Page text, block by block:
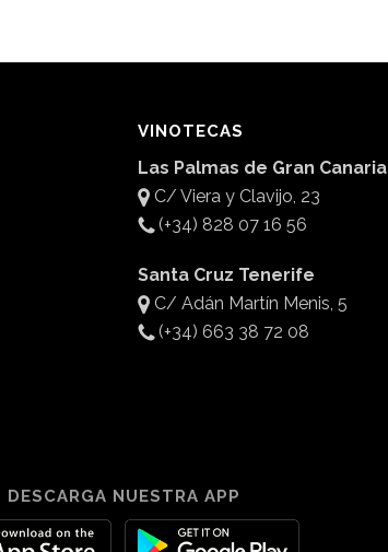
VINOTECAS
Las Palmas de Gran Canaria
C/ Viera y Clavijo, 23
(+34) 828 07 16 56
Santa Cruz Tenerife
C/ Adán Martín Menis, 5
(+34) 663 38 72 08
DESCARGA NUESTRA APP